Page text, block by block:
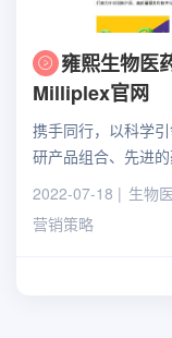
雍熙生物医
Milliplex官网
携手同行，以科学
研产品组合、先进
制药提供CDMO及
2022-07-18 生物
营销策略